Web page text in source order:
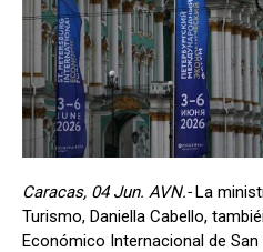
Caracas, 04 Jun. AVN.-La
Turismo, Daniella Cabello,
Económico Internacional de